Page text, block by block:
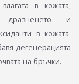
в кожата,
дразненето и
в кожата.
дегенерацията
на бръчки.